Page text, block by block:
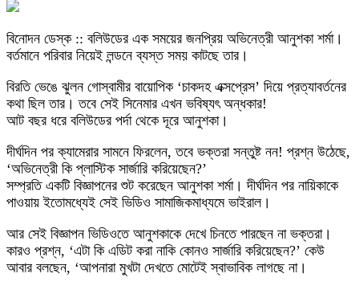
বিনোদন ডেস্ক :: বলিউডের এক সময়ের জনপ্রিয় অভিনেত্রী আনুশকা শর্মা।
বর্তমানে পরিবার নিয়েই লন্ডনে ব্যস্ত সময় কাটছে তার।
বিরতি ভেঙে ঝুলন গোস্বামীর বায়োপিক ‘চাকদহ এক্সপ্রেস’ দিয়ে প্রত্যাবর্তনের
কথা ছিল তার। তবে সেই সিনেমার এখন ভবিষ্যৎ অন্ধকার!
আট বছর ধরে বলিউডের পর্দা থেকে দূরে আনুশকা।
দীর্ঘদিন পর ক্যামেরার সামনে ফিরলেন, তবে ভক্তরা সন্তুষ্ট নন! প্রশ্ন উঠেছে,
‘অভিনেত্রী কি প্লাস্টিক সার্জারি করিয়েছেন?’
সম্প্রতি একটি বিজ্ঞাপনের শুট করেছেন আনুশকা শর্মা। দীর্ঘদিন পর নায়িকাকে
পাওয়ায় ইতোমধ্যেই সেই ভিডিও সামাজিকমাধ্যমে ভাইরাল।
আর সেই বিজ্ঞাপন ভিডিওতে আনুশকাকে দেখে চিনতে পারছেন না ভক্তরা।
কারও প্রশ্ন, ‘এটা কি এডিট করা নাকি কোনও সার্জারি করিয়েছেন?’ কেউ
আবার বলছেন, ‘আপনারা মুখটা দেখতে মোটেই স্বাভাবিক লাগছে না।